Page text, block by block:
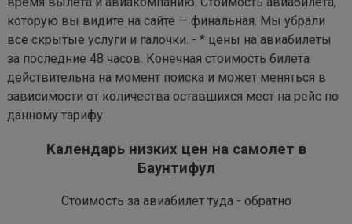
которую вы видите на сайте — финальная. Мы убрали
все скрытые услуги и галочки. - * цены на авиабилеты
за последние 48 часов. Конечная стоимость билета
действительна на момент поиска и может меняться в
зависимости от количества оставшихся мест на рейс по
данному тарифу
Календарь низких цен на самолет в
Баунтифул
Стоимость за авиабилет туда - обратно